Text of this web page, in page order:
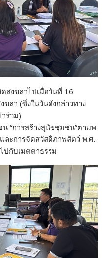
สงขลาไปเมื่อวันที่ 16
ลา (ซึ่งในวันดังกล่าวทาง
ร่วม)
“การสร้างสุนัขชุมชน”ตามพ
ะการจัดสวัสดิภาพสัตว์ พ.ศ.
ปกับเมตตาธรรม